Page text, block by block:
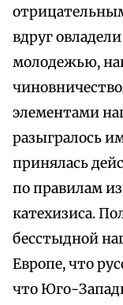
вдруг
молодежью,
элементами
разыгралось
принялась
по правилам
катехизиса.
бесстыдной
Европе, что
что Юго-